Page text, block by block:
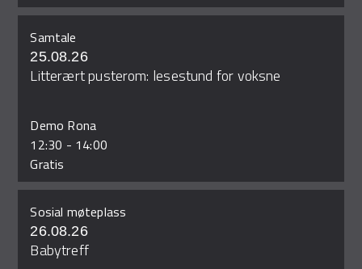
Samtale
25.08.26
Litterært pusterom: lesestund for voksne
Demo Rona
12:30 - 14:00
Gratis
Sosial møteplass
26.08.26
Babytreff